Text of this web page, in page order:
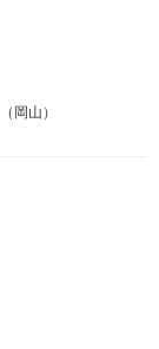
（岡山）